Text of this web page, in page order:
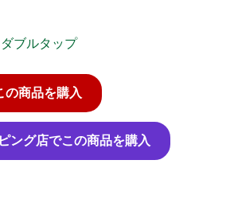
ダブルタップ
の商品を購入
ング店でこの商品を購入